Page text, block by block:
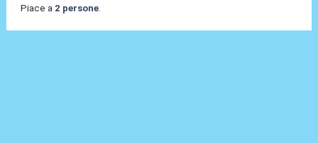
Piace a 2 persone.